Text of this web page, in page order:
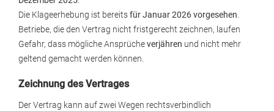
Die Klageerhebung ist bereitsfür Januar 2026 vorgesehen
Betriebe, die den Vertrag nicht fristgerecht zeichnen, laufen
Gefahr, dass mögliche Ansprücheverjähren und nicht mehr
geltend gemacht werden können.
Zeichnung des Vertrages
Der Vertrag kann auf zwei Wegen rechtsverbindlich